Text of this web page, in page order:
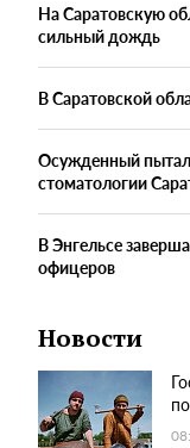
На Саратовскую
сильный дождь
В Саратовской
Осужденный
стоматологии
В Энгельсе
офицеров
Новости